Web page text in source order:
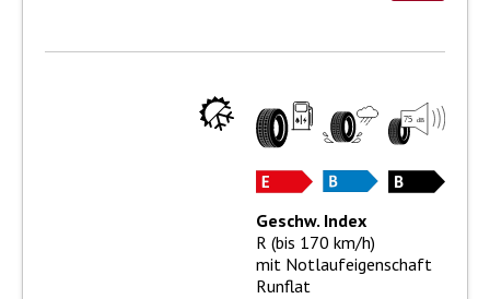
Geschw. Index
R (bis 170 km/h)
mit Notlaufeigenschaft
Runflat